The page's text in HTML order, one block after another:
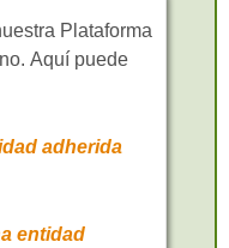
Plataforma
Aquí puede
adherida
entidad